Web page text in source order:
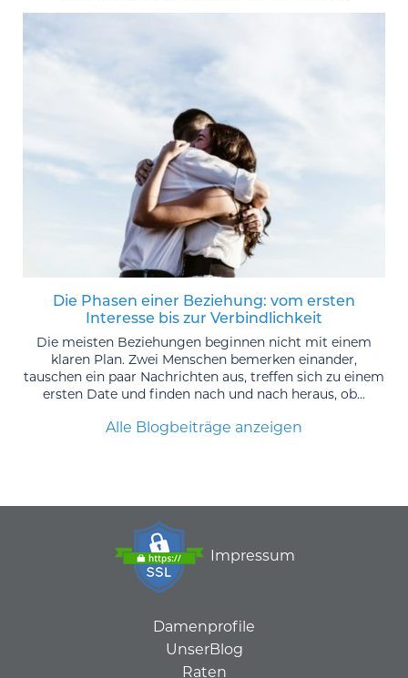
Die Phasen einer Beziehung: vom ersten
Interesse bis zur Verbindlichkeit
Die meisten Beziehungen beginnen nicht mit einem
klaren Plan. Zwei Menschen bemerken einander,
tauschen ein paar Nachrichten aus, treffen sich zu einem
ersten Date und finden nach und nach heraus, ob...
Alle Blogbeiträge anzeigen
Impressum
Damenprofile
UnserBlog
Raten